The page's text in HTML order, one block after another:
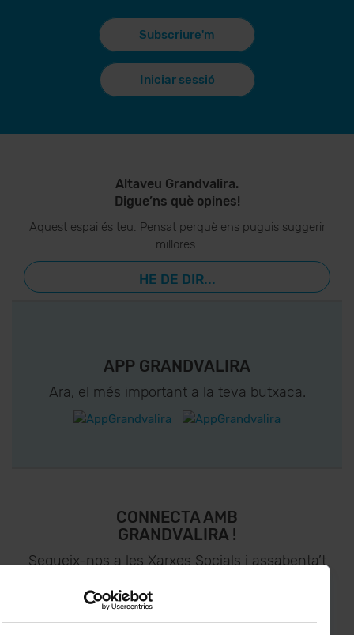
Subscriure'm
Iniciar sessió
Altaveu Grandvalira.
Digue’ns què opines!
Aquest espai és teu. Pensat perquè ens puguis suggerir
millores.
HE DE DIR...
APP GRANDVALIRA
Ara, el més important a la teva butxaca.
CONNECTA AMB
GRANDVALIRA !
Segueix-nos a les Xarxes Socials i assabenta’t
lo últim el primer :)